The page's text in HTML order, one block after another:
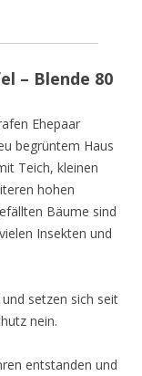
– Blende 80
Ehepaar
begrüntem Haus
Teich, kleinen
hohen
Bäume sind
Insekten und
setzen sich seit
nein.
entstanden und